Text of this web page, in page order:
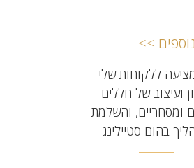
>>
ללקוחות שלי
ועיצוב של חללים
ומסחריים, והשלמת
בהום סטיילינג